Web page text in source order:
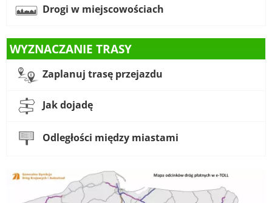
Drogi w miejscowościach
WYZNACZANIE TRASY
Zaplanuj trasę przejazdu
Jak dojadę
Odległości między miastami